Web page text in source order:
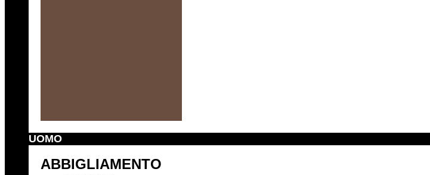
UOMO
ABBIGLIAMENTO